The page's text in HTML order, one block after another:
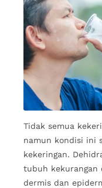
Tidak semua
namun kondisi ini
kekeringan.
tubuh kekurangan
dermis dan